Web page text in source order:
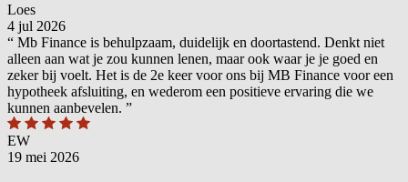
Loes
4 jul 2026
“ Mb Finance is behulpzaam, duidelijk en doortastend. Denkt niet
alleen aan wat je zou kunnen lenen, maar ook waar je je goed en
zeker bij voelt. Het is de 2e keer voor ons bij MB Finance voor een
hypotheek afsluiting, en wederom een positieve ervaring die we
kunnen aanbevelen. ”
EW
19 mei 2026